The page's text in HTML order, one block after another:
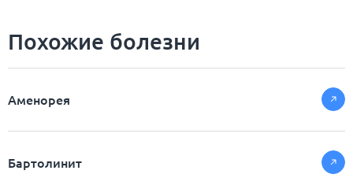
Похожие болезни
Аменорея
Бартолинит